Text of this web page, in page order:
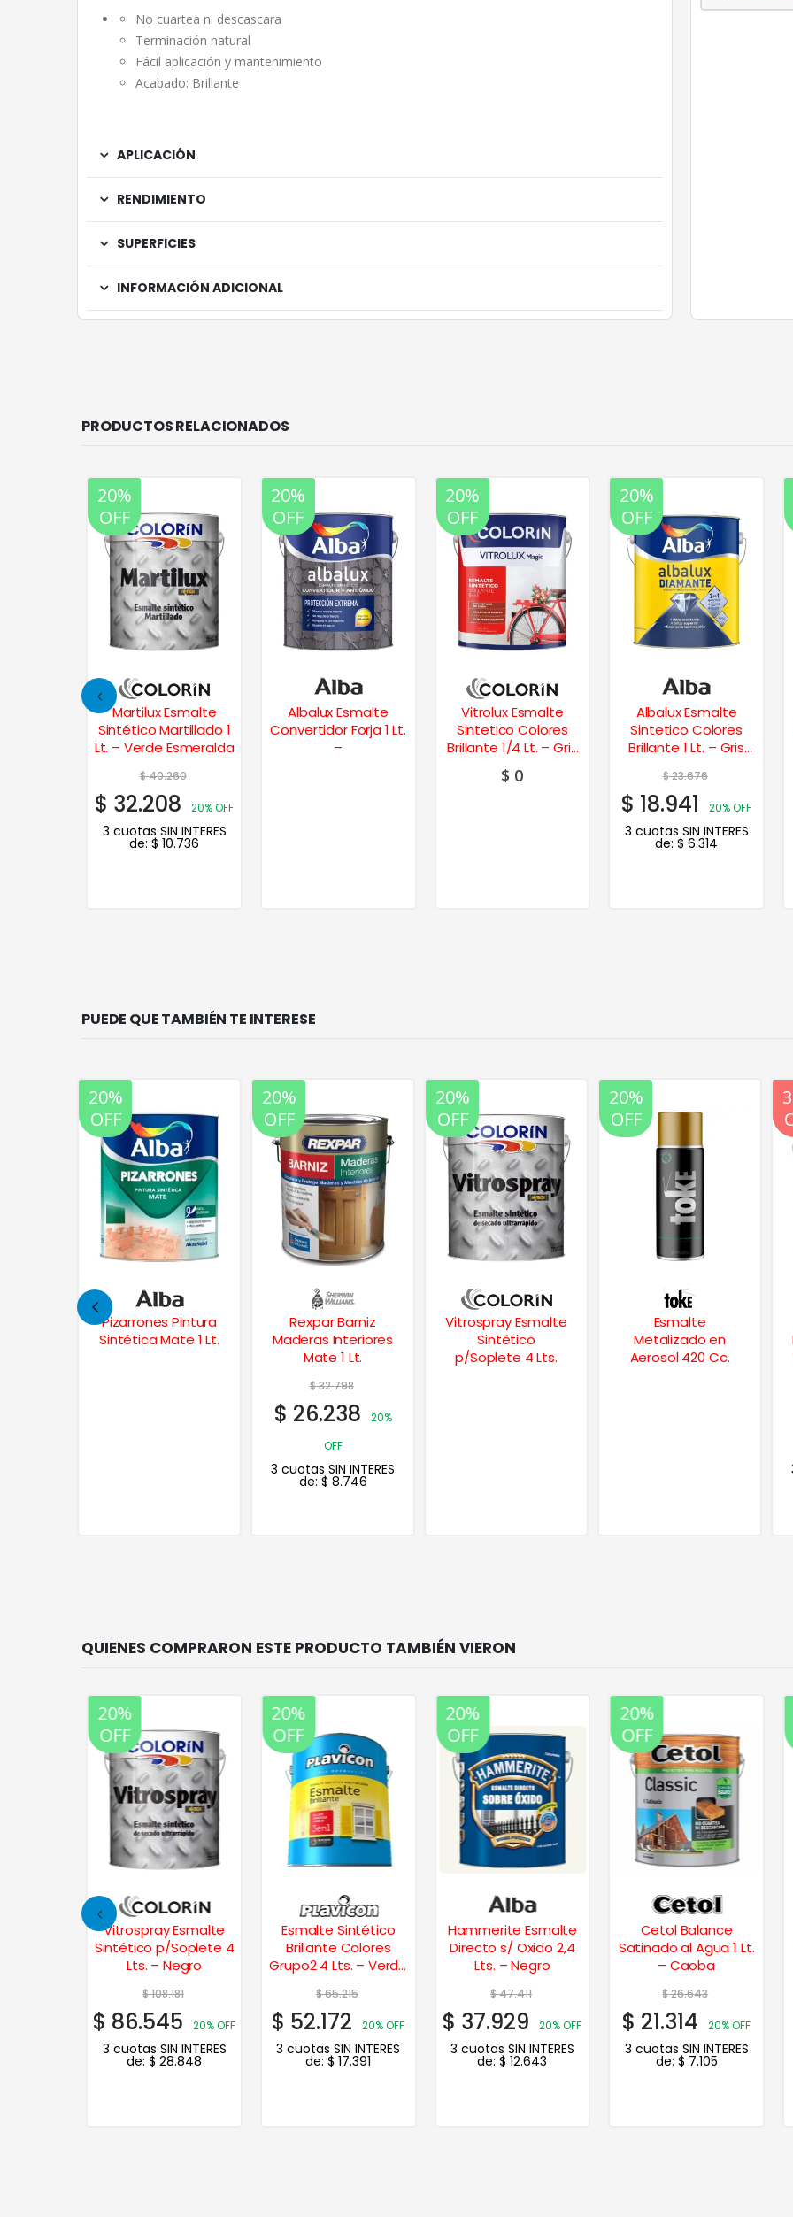
No cuartea ni descascara
Terminación natural
Fácil aplicación y mantenimiento
Acabado: Brillante
APLICACIÓN
RENDIMIENTO
SUPERFICIES
INFORMACIÓN ADICIONAL
PRODUCTOS RELACIONADOS
20%
OFF
Martilux Esmalte
Sintético Martillado 1
Lt. – Verde Esmeralda
$40.260
$ 32.208 20% OFF
3 cuotas SIN INTERES
de:$ 10.736
20%
OFF
Albalux Esmalte
Convertidor Forja 1 Lt.
–
20%
OFF
Vitrolux Esmalte
Sintetico Colores
Brillante 1/4 Lt. – Gris
Hielo
$ 0
20%
OFF
Albalux Esmalte
Sintetico Colores
Brillante 1 Lt. – Gris
$23.676
$ 18.941 20% OFF
3 cuotas SIN INTERES
de:$ 6.314
PUEDE QUE TAMBIÉN TE INTERESE
20%
OFF
Rexpar Barniz
Maderas Interiores
20%
OFF
Vitrospray Esmalte
Sintético
p/Soplete 4 Lts.
20%
OFF
Esmalte
Metalizado en
Aerosol 420 Cc.
20%
OFF
35%
OFF
Albafrent
Impermeabilizante
Techos Membrana
20%
OFF
Vitrospray Esmalte
Sintético p/Soplete 4
Lts. – Negro
$108.181
$ 86.545 20% OFF
3 cuotas SIN INTERES
de:$ 28.848
20%
OFF
Esmalte Sintético
Brillante Colores
Grupo2 4 Lts. – Verde
$65.215
$ 52.172 20% OFF
3 cuotas SIN INTERES
de:$ 17.391
20%
OFF
Hammerite Esmalte
Directo s/ Oxido 2,4
Lts. – Negro
$47.411
$ 37.929 20% OFF
3 cuotas SIN INTERES
de:$ 12.643
20%
OFF
Cetol Balance
Satinado al Agua 1 Lt.
– Caoba
$26.643
$ 21.314 20% OFF
3 cuotas SIN INTERES
de: $ 7.105